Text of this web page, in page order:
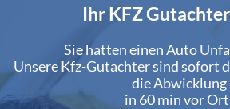
Ihr KFZ
Sie hatten einen Auto
Unsere Kfz-Gutachter sind sofort
die Abwicklung
in 60 min vor